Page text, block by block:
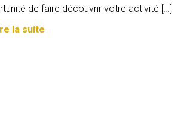
de faire découvrir votre activité […]
la suite